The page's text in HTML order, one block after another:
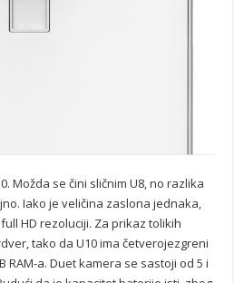
Možda se čini sličnim U8, no razlika
Iako je veličina zaslona jednaka,
HD rezoluciji. Za prikaz tolikih
tako da U10 ima četverojezgreni
RAM-a. Duet kamera se sastoji od 5 i